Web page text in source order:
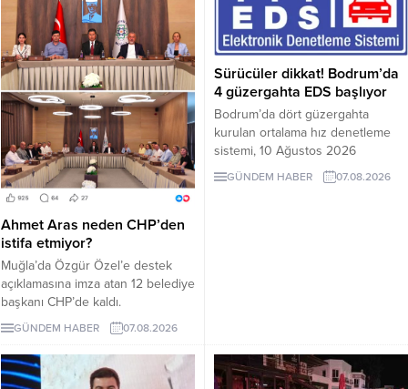
Ahmet Aras neden CHP’den
istifa etmiyor?
Muğla’da Özgür Özel’e destek
açıklamasına imza atan 12 belediye
başkanı CHP’de kaldı.
Milletvekilleri Yeni Parti’ye
geçerken belediye başkanlarının
tutumu ve CHP yönetiminin
sessizliği tartışılıyor.
GÜNDEM HABER 07.08.2026
Sürücüler dikkat! Bodrum’da
4 güzergahta EDS başlıyor
Bodrum’da dört güzergahta
kurulan ortalama hız denetleme
sistemi, 10 Ağustos 2026
Pazartesi günü devreye girecek.
İşte EDS uygulanacak yollar.
GÜNDEM HABER 07.08.2026